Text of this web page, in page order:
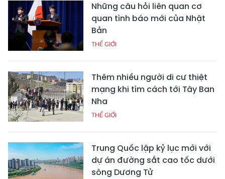
Những câu hỏi liên quan cơ
quan tình báo mới của Nhật
Bản
THẾ GIỚI
Thêm nhiều người di cư thiệt
mạng khi tìm cách tới Tây Ban
Nha
THẾ GIỚI
Trung Quốc lập kỷ lục mới với
dự án đường sắt cao tốc dưới
sông Dương Tử